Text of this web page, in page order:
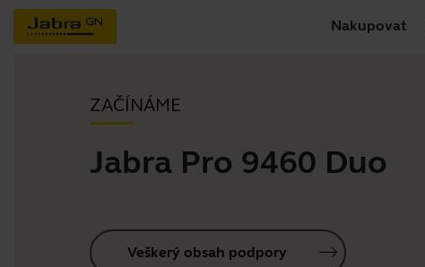
Nakupovat
ZAČÍNÁME
Jabra Pro 9460 Duo
Veškerý obsah podpory